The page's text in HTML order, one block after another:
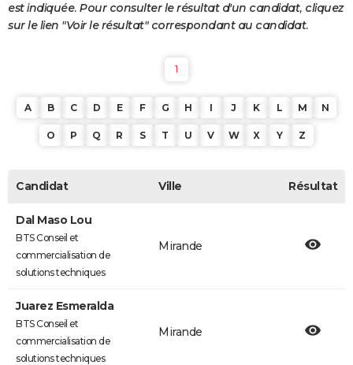
Bricolage
Lifestyle
Culture
Sport
Auto
Television
Voyage
Cinema
est indiquée. Pour consulter le résultat d'un candidat, cliquez
sur le lien "Voir le résultat" correspondant au candidat.
1
A B C D E F G H I J K L M N
O P Q R S T U V W X Y Z
Candidat Ville Résultat
Dal Maso Lou
BTS Conseil et
commercialisation de
solutions techniques
Mirande
Juarez Esmeralda
BTS Conseil et
commercialisation de
solutions techniques
Mirande